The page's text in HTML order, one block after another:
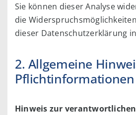
Sie können dieser Analyse
die
dieser Datenschutzerklärung
2. Allgemeine
Pflichtinformationen
Hinweis zur